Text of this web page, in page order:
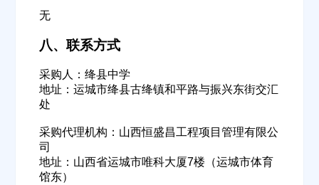
无
八、联系方式
采购人：绛县中学
地址：运城市绛县古绛镇和平路与振兴东街交汇
处
采购代理机构：山西恒盛昌工程项目管理有限公
司
地址：山西省运城市唯科大厦7楼（运城市体育
馆东）
公司所在地
请选择省市
经办人
联系方式
填写联系电话后会有服务中心的工作人员给您致电！